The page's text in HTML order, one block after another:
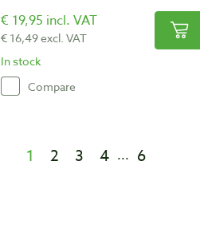
€ 19,95 incl. VAT
€ 16,49 excl. VAT
In stock
Compare
1 2 3 4 ... 6